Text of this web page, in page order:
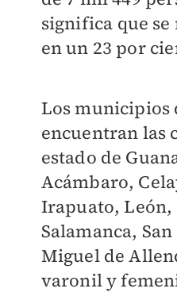
significa que
en un 23 por
Los municipios
encuentran las
estado de
Acámbaro,
Irapuato, León,
Salamanca,
Miguel de
varonil y